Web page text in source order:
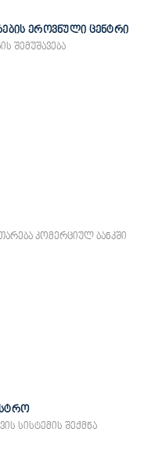
ეროვნული ცენტრი
შემუშავება
კომერციულ ბანკში
სისტემის შექმნა